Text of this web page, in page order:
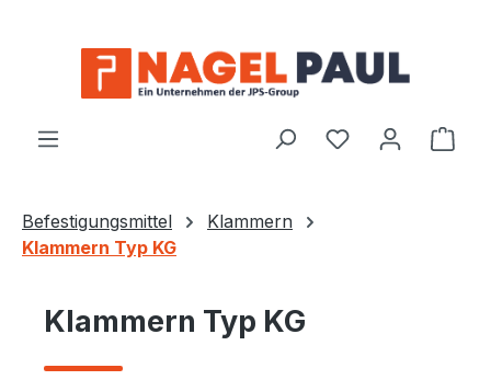
Befestigungsmittel
Klammern
Klammern Typ KG
Klammern Typ KG